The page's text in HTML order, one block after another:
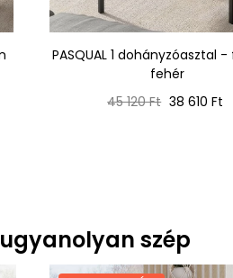
PASQUAL 1 dohányzóasztal
fehér
Normál
45 120 Ft Ár
38 610 Ft
szép